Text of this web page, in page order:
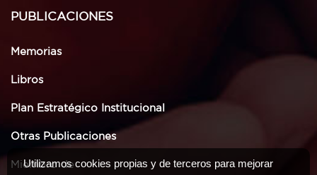
PUBLICACIONES
Memorias
Libros
Plan Estratégico Institucional
Otras Publicaciones
Miembro de
Utilizamos cookies propias y de terceros para mejorar